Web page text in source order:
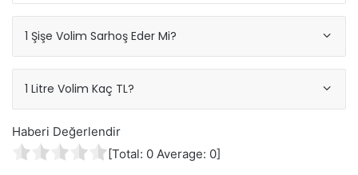
1 Şişe Volim Sarhoş Eder Mi?
1 Litre Volim Kaç TL?
Haberi Değerlendir
[Total: 0 Average: 0]